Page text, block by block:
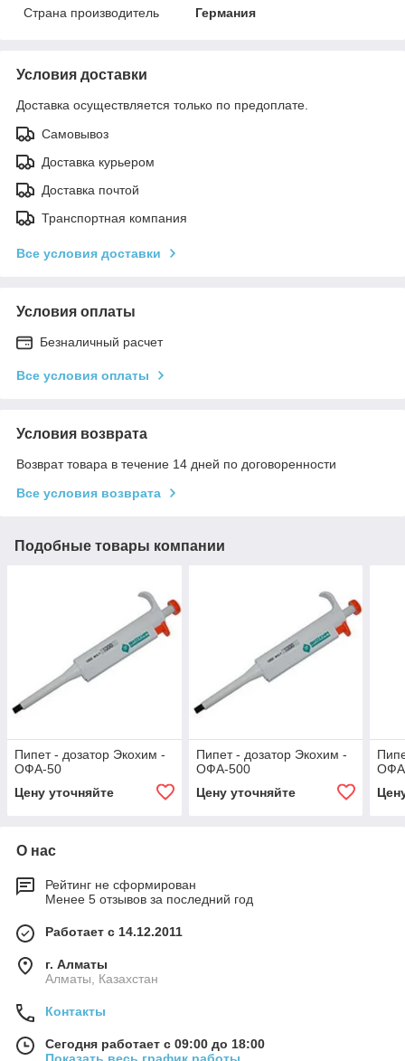
Страна производитель
Германия
Условия доставки
Доставка осуществляется только по предоплате.
Самовывоз
Доставка курьером
Доставка почтой
Транспортная компания
Все условия доставки
Условия оплаты
Безналичный расчет
Все условия оплаты
Условия возврата
Возврат товара в течение 14 дней по договоренности
Все условия возврата
Подобные товары компании
Пипет - дозатор Экохим -
ОФА-50
Цену уточняйте
Пипет - дозатор Экохим -
ОФА-500
Цену уточняйте
О нас
Рейтинг не сформирован
Менее 5 отзывов за последний год
Работает с 14.12.2011
г. Алматы
Алматы, Казахстан
Контакты
Сегодня работает с 09:00 до 18:00